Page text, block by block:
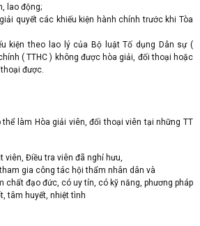
lao động;
quyết các khiếu kiện hành chính trước khi Tòa
kiện theo lao lý của Bộ luật Tố dụng Dân sự (
( TTHC ) không được hòa giải, đối thoại hoặc
được.
làm Hòa giải viên, đối thoại viên tại những TT
viên, Điều tra viên đã nghỉ hưu,
gia công tác hội thẩm nhân dân và
chất đạo đức, có uy tín, có kỹ năng, phương pháp
tâm huyết, nhiệt tình